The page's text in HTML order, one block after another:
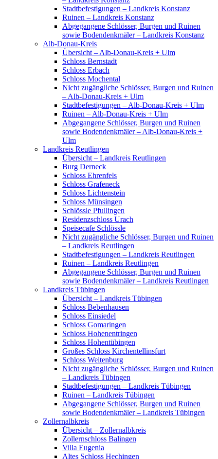
Stadtbefestigungen – Landkreis Konstanz
Ruinen – Landkreis Konstanz
Abgegangene Schlösser, Burgen und Ruinen
sowie Bodendenkmäler – Landkreis Konstanz
Alb-Donau-Kreis
Übersicht – Alb-Donau-Kreis + Ulm
Schloss Bernstadt
Schloss Erbach
Schloss Mochental
Nicht zugängliche Schlösser, Burgen und Ruinen
– Alb-Donau-Kreis + Ulm
Stadtbefestigungen – Alb-Donau-Kreis + Ulm
Ruinen – Alb-Donau-Kreis + Ulm
Abgegangene Schlösser, Burgen und Ruinen
sowie Bodendenkmäler – Alb-Donau-Kreis +
Ulm
Landkreis Reutlingen
Übersicht – Landkreis Reutlingen
Burg Derneck
Schloss Ehrenfels
Schloss Grafeneck
Schloss Lichtenstein
Schloss Münsingen
Schlössle Pfullingen
Residenzschloss Urach
Speisecafe Schlössle
Nicht zugängliche Schlösser, Burgen und Ruinen
– Landkreis Reutlingen
Stadtbefestigungen – Landkreis Reutlingen
Ruinen – Landkreis Reutlingen
Abgegangene Schlösser, Burgen und Ruinen
sowie Bodendenkmäler – Landkreis Reutlingen
Landkreis Tübingen
Übersicht – Landkreis Tübingen
Schloss Bebenhausen
Schloss Einsiedel
Schloss Gomaringen
Schloss Hohenentringen
Schloss Hohentübingen
Großes Schloss Kirchentellinsfurt
Schloss Weitenburg
Nicht zugängliche Schlösser, Burgen und Ruinen
– Landkreis Tübingen
Stadtbefestigungen – Landkreis Tübingen
Ruinen – Landkreis Tübingen
Abgegangene Schlösser, Burgen und Ruinen
sowie Bodendenkmäler – Landkreis Tübingen
Zollernalbkreis
Übersicht – Zollernalbkreis
Zollernschloss Balingen
Villa Eugenia
Altes Schloss Hechingen